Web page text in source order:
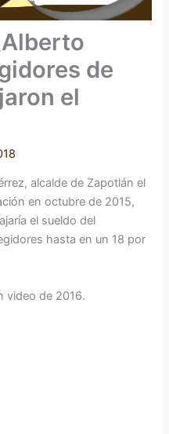
de
el
alcalde de Zapotlán el
en octubre de 2015,
el sueldo del
hasta en un 18 por
video de 2016.